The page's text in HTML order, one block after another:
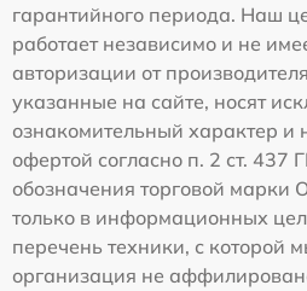
гарантийного периода. Наш
работает независимо и не
авторизации от
указанные на сайте, носят
ознакомительный характер и
офертой согласно п. 2 ст. 437
обозначения торговой марки
только в информационных
перечень техники, с которой
организация не